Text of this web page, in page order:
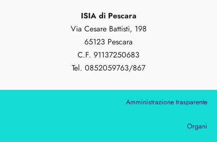
ISIA di Pescara
Via Cesare Battisti, 198
65123 Pescara
C.F. 91137250683
Tel. 0852059763/867
Amministrazione trasparente
Organi